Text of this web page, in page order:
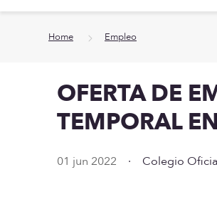
Asesoría jurídica
Especialidades
Otras prestaciones
Home Empleo
OFERTA DE
TEMPORAL
01 jun 2022 · Colegio